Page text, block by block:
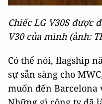
Chiếc LG V30S được
V30 của mình (ảnh:
Có thể nói, flagship
sự sẵn sàng cho
muốn đến